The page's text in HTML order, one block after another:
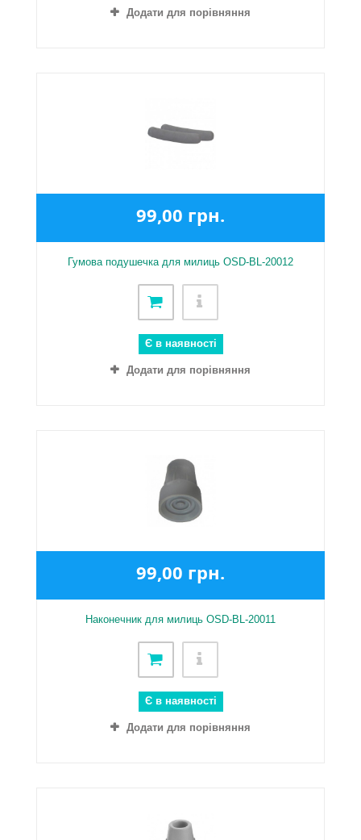
Додати для порівняння
99,00 грн.
Гумова подушечка для милиць OSD-BL-20012
Є в наявності
Додати для порівняння
99,00 грн.
Наконечник для милиць OSD-BL-20011
Є в наявності
Додати для порівняння